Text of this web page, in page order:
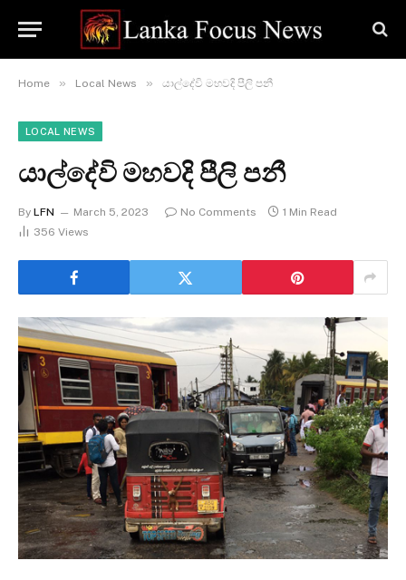
Home » Local News » යාල්දේවි මහවදි පීලි පනී
LOCAL NEWS
යාල්දේවි මහවදි පීලි පනී
By LFN March 5, 2023 No Comments
1 Min Read
356 Views